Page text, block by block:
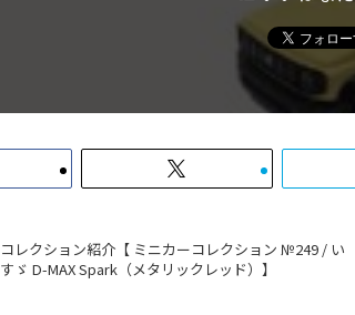
コレクション紹介【 ミニカーコレクション №249 / い
すゞ D-MAX Spark（メタリックレッド）】